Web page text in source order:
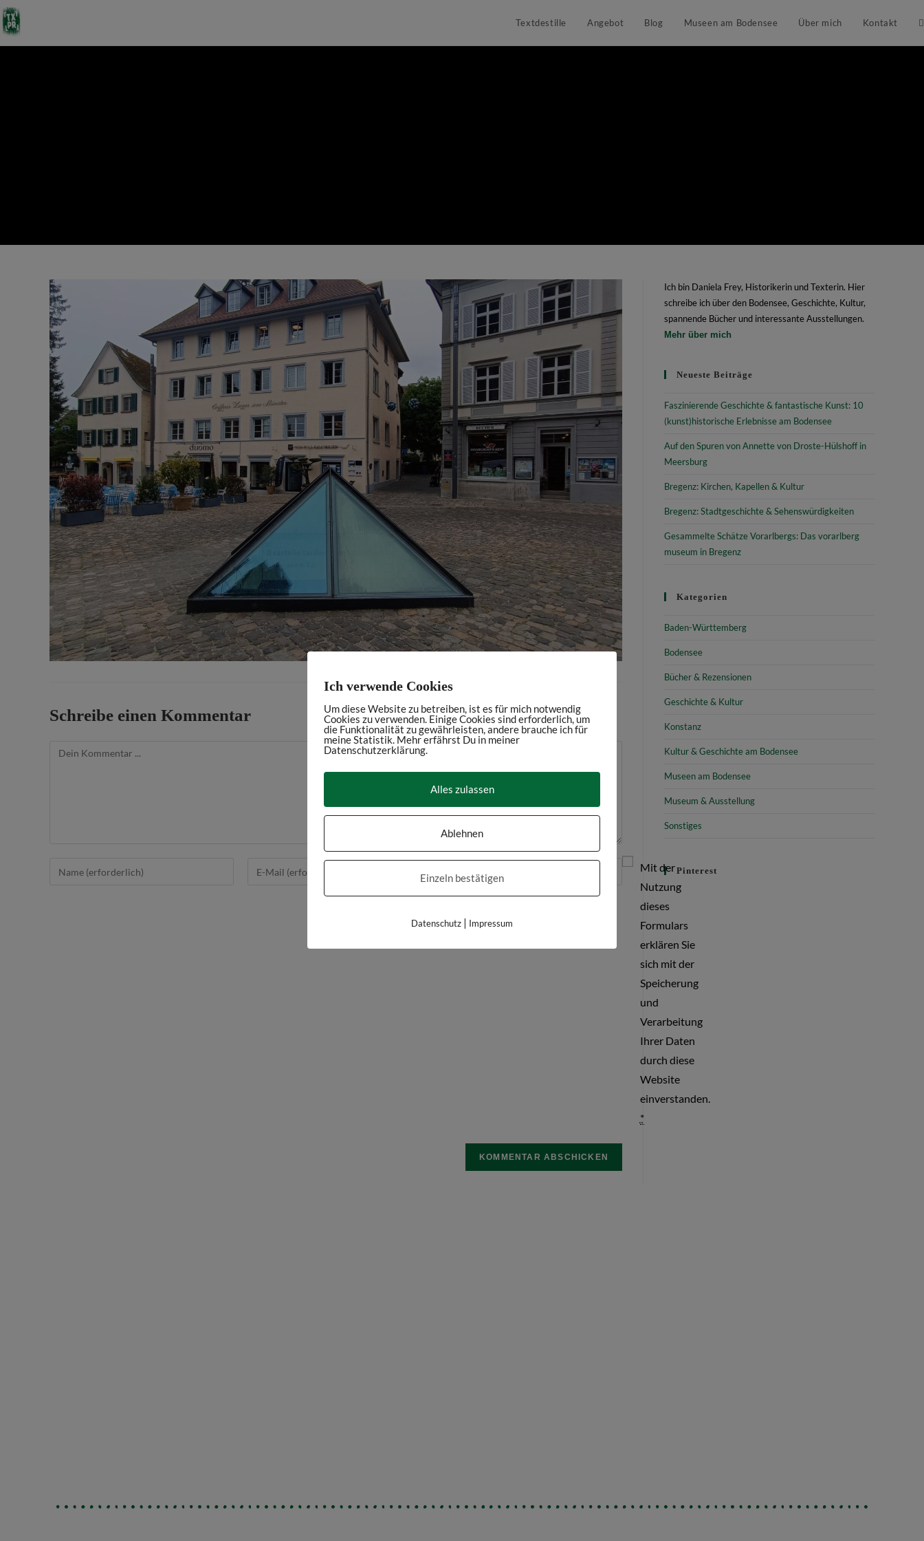
Textdestille Angebot Blog Museen am Bodensee Über mich Kontakt
Schreibe einen Kommentar
Mit der
Nutzung
dieses
Formulars
erklären Sie
sich mit der
Speicherung
und
Verarbeitung
Ihrer Daten
durch diese
Website
einverstanden.
*
Ich bin Daniela Frey, Historikerin und Texterin. Hier
schreibe ich über den Bodensee, Geschichte, Kultur,
spannende Bücher und interessante Ausstellungen.
Mehr über mich
Neueste Beiträge
Faszinierende Geschichte & fantastische Kunst: 10
(kunst)historische Erlebnisse am Bodensee
Auf den Spuren von Annette von Droste-Hülshoff in
Meersburg
Bregenz: Kirchen, Kapellen & Kultur
Bregenz: Stadtgeschichte & Sehenswürdigkeiten
Gesammelte Schätze Vorarlbergs: Das vorarlberg
museum in Bregenz
Kategorien
Baden-Württemberg
Bodensee
Bücher & Rezensionen
Geschichte & Kultur
Konstanz
Kultur & Geschichte am Bodensee
Museen am Bodensee
Museum & Ausstellung
Sonstiges
Pinterest
Ich verwende Cookies
Um diese Website zu betreiben, ist es für mich notwendig
Cookies zu verwenden. Einige Cookies sind erforderlich, um
die Funktionalität zu gewährleisten, andere brauche ich für
meine Statistik. Mehr erfährst Du in meiner
Datenschutzerklärung.
Alles zulassen
Ablehnen
Einzeln bestätigen
Datenschutz | Impressum